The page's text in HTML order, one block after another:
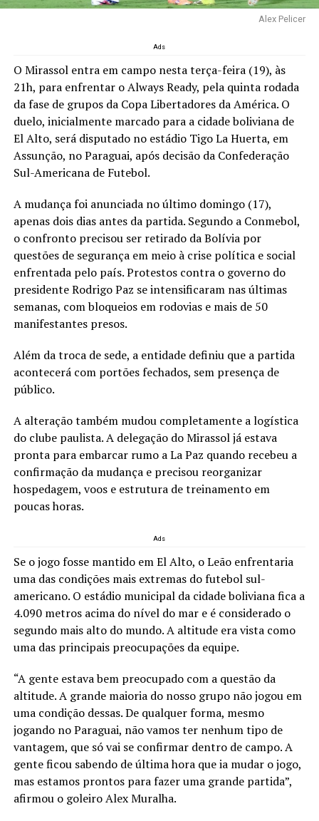
Alex Pelicer
Ads
O Mirassol entra em campo nesta terça-feira (19), às
21h, para enfrentar o Always Ready, pela quinta rodada
da fase de grupos da Copa Libertadores da América. O
duelo, inicialmente marcado para a cidade boliviana de
El Alto, será disputado no estádio Tigo La Huerta, em
Assunção, no Paraguai, após decisão da Confederação
Sul-Americana de Futebol.
A mudança foi anunciada no último domingo (17),
apenas dois dias antes da partida. Segundo a Conmebol,
o confronto precisou ser retirado da Bolívia por
questões de segurança em meio à crise política e social
enfrentada pelo país. Protestos contra o governo do
presidente Rodrigo Paz se intensificaram nas últimas
semanas, com bloqueios em rodovias e mais de 50
manifestantes presos.
Além da troca de sede, a entidade definiu que a partida
acontecerá com portões fechados, sem presença de
público.
A alteração também mudou completamente a logística
do clube paulista. A delegação do Mirassol já estava
pronta para embarcar rumo a La Paz quando recebeu a
confirmação da mudança e precisou reorganizar
hospedagem, voos e estrutura de treinamento em
poucas horas.
Ads
Se o jogo fosse mantido em El Alto, o Leão enfrentaria
uma das condições mais extremas do futebol sul-
americano. O estádio municipal da cidade boliviana fica a
4.090 metros acima do nível do mar e é considerado o
segundo mais alto do mundo. A altitude era vista como
uma das principais preocupações da equipe.
“A gente estava bem preocupado com a questão da
altitude. A grande maioria do nosso grupo não jogou em
uma condição dessas. De qualquer forma, mesmo
jogando no Paraguai, não vamos ter nenhum tipo de
vantagem, que só vai se confirmar dentro de campo. A
gente ficou sabendo de última hora que ia mudar o jogo,
mas estamos prontos para fazer uma grande partida”,
afirmou o goleiro Alex Muralha.